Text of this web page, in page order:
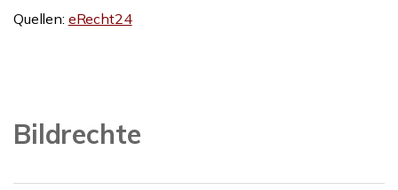
Quellen: eRecht24
Bildrechte